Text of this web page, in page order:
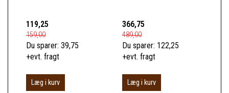
119,25
159,00
Du sparer: 39,75
+evt. fragt
Læg i kurv
366,75
489,00
Du sparer: 122,25
+evt. fragt
Læg i kurv